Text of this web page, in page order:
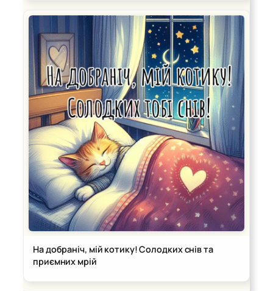
На добраніч, мій котику! Солодких снів та
приємних мрій